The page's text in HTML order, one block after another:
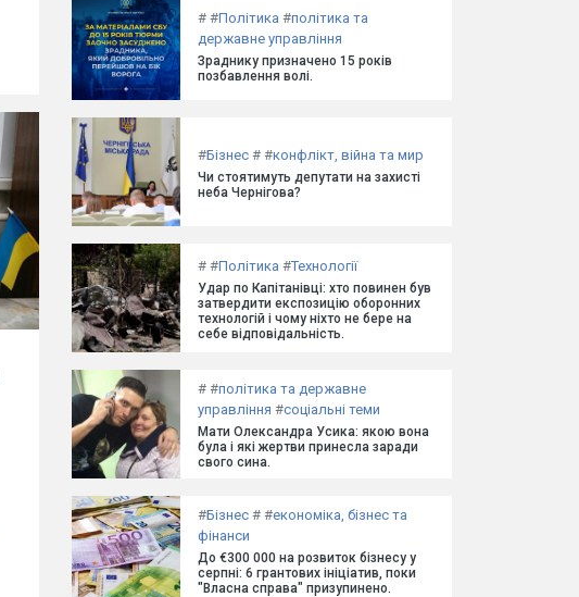
# #Політика #політика та
державне управління
Зраднику призначено 15 років
позбавлення волі.
#Бізнес # #конфлікт, війна та мир
Чи стоятимуть депутати на захисті
неба Чернігова?
# #Політика #Технології
Удар по Капітанівці: хто повинен був
затвердити експозицію оборонних
технологій і чому ніхто не бере на
себе відповідальність.
# #політика та державне
управління #соціальні теми
Мати Олександра Усика: якою вона
була і які жертви принесла заради
свого сина.
#Бізнес # #економіка, бізнес та
фінанси
До €300 000 на розвиток бізнесу у
серпні: 6 грантових ініціатив, поки
"Власна справа" призупинено.